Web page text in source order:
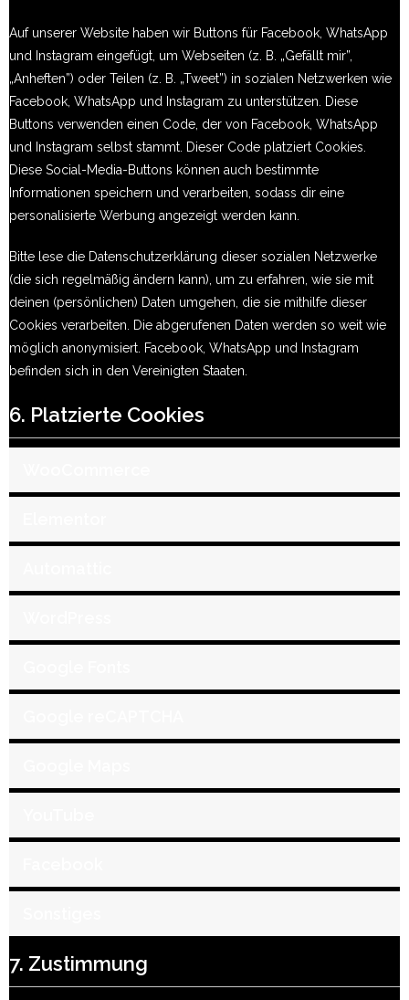
Auf unserer Website haben wir Buttons für Facebook, WhatsApp
und Instagram eingefügt, um Webseiten (z. B. „Gefällt mir”,
„Anheften”) oder Teilen (z. B. „Tweet”) in sozialen Netzwerken wie
Facebook, WhatsApp und Instagram zu unterstützen. Diese
Buttons verwenden einen Code, der von Facebook, WhatsApp
und Instagram selbst stammt. Dieser Code platziert Cookies.
Diese Social-Media-Buttons können auch bestimmte
Informationen speichern und verarbeiten, sodass dir eine
personalisierte Werbung angezeigt werden kann.
Bitte lese die Datenschutzerklärung dieser sozialen Netzwerke
(die sich regelmäßig ändern kann), um zu erfahren, wie sie mit
deinen (persönlichen) Daten umgehen, die sie mithilfe dieser
Cookies verarbeiten. Die abgerufenen Daten werden so weit wie
möglich anonymisiert. Facebook, WhatsApp und Instagram
befinden sich in den Vereinigten Staaten.
6. Platzierte Cookies
7. Zustimmung